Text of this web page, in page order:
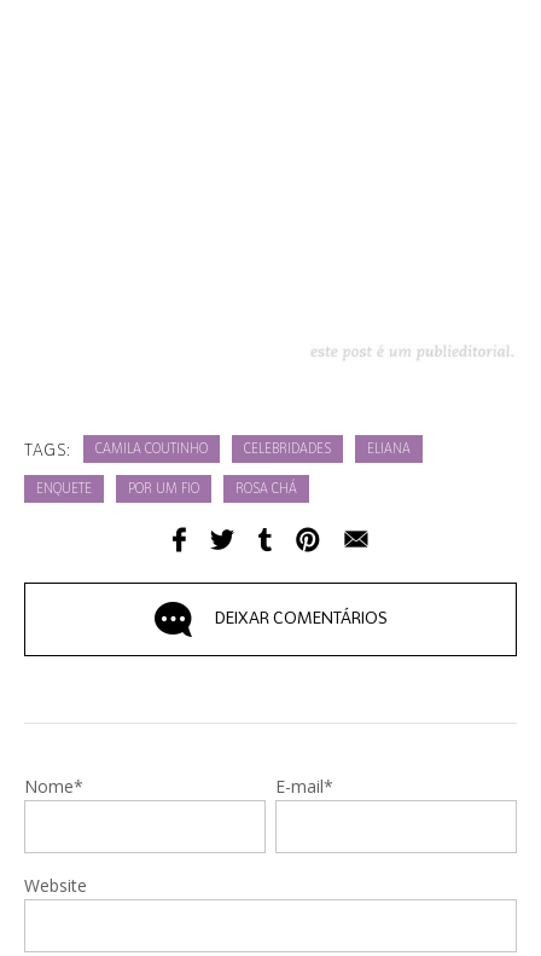
TAGS: CAMILA COUTINHO CELEBRIDADES ELIANA
ENQUETE POR UM FIO ROSA CHÁ
DEIXAR COMENTÁRIOS
Nome* E-mail*
Website